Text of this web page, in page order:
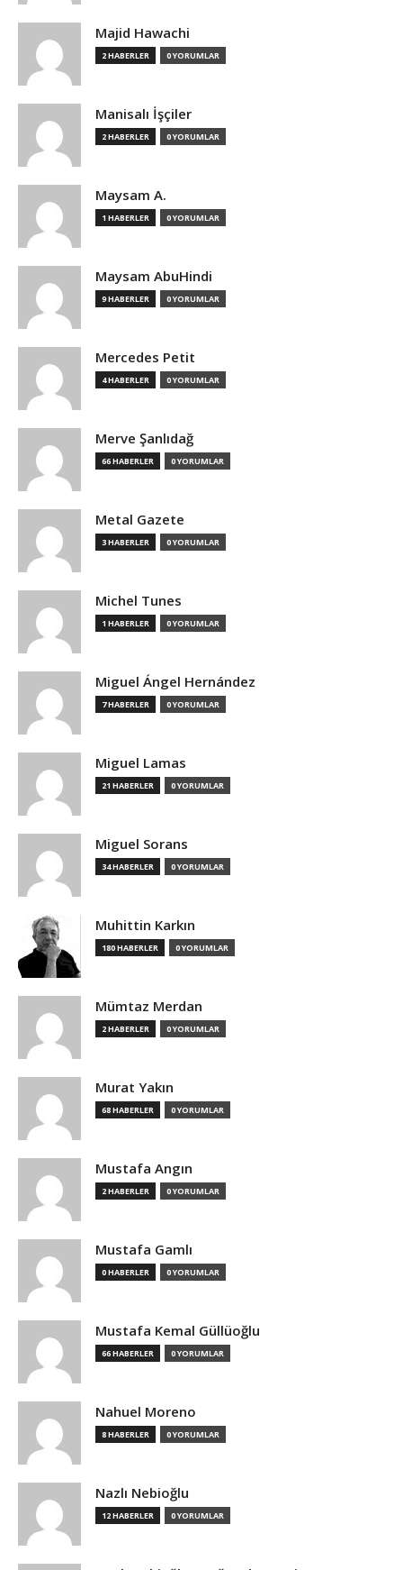
Majid Hawachi
2 HABERLER 0 YORUMLAR
Manisalı İşçiler
2 HABERLER 0 YORUMLAR
Maysam A.
1 HABERLER 0 YORUMLAR
Maysam AbuHindi
9 HABERLER 0 YORUMLAR
Mercedes Petit
4 HABERLER 0 YORUMLAR
Merve Şanlıdağ
66 HABERLER 0 YORUMLAR
Metal Gazete
3 HABERLER 0 YORUMLAR
Michel Tunes
1 HABERLER 0 YORUMLAR
Miguel Ángel Hernández
7 HABERLER 0 YORUMLAR
Miguel Lamas
21 HABERLER 0 YORUMLAR
Miguel Sorans
34 HABERLER 0 YORUMLAR
Muhittin Karkın
180 HABERLER 0 YORUMLAR
Mümtaz Merdan
2 HABERLER 0 YORUMLAR
Murat Yakın
68 HABERLER 0 YORUMLAR
Mustafa Angın
2 HABERLER 0 YORUMLAR
Mustafa Gamlı
0 HABERLER 0 YORUMLAR
Mustafa Kemal Güllüoğlu
66 HABERLER 0 YORUMLAR
Nahuel Moreno
8 HABERLER 0 YORUMLAR
Nazlı Nebioğlu
12 HABERLER 0 YORUMLAR